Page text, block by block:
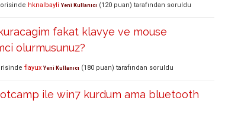
hknalbayli Yeni Kullanıcı (120 puan) tarafından soruldu
fakat klavye ve mouse
olurmusunuz?
flayux Yeni Kullanıcı (180 puan) tarafından soruldu
ile win7 kurdum ama bluetooth